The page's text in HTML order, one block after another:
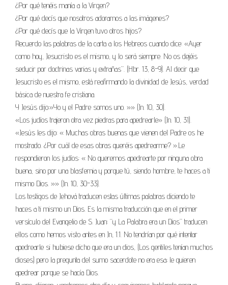
¿Por qué tenéis manía a la Virgen?
¿Por qué decís que nosotros adoramos a las imágenes?
¿Por qué decís que la Virgen tuvo otros hijos?
Recuerdo las palabras de la carta a los Hebreos cuando dice: «Ayer
como hoy, Jesucristo es el mismo, y lo será siempre. No os dejéis
seducir por doctrinas varias y extrañas”. (Hbr. 13, 8-9). Al decir que
Jesucristo es el mismo, está reafirmando la divinidad de Jesús, verdad
básica de nuestra fe cristiana.
Y Jesús dijo:»Yo y el Padre somos uno. »» (Jn. 10, 30).
«Los judíos trajeron otra vez piedras para apedrearle» (Jn. 10, 31).
«Jesús les dijo: « Muchas obras buenas que vienen del Padre os he
mostrado. ¿Por cuál de esas obras queréis apedrearme? ».Le
respondieron los judíos: « No queremos apedrearte por ninguna obra
buena, sino por una blasfemia y porque tú, siendo hombre, te haces a ti
mismo Dios. »» (Jn. 10, 30-33).
Los testigos de Jehová traducen estas últimas palabras diciendo te
haces a ti mismo un Dios. Es la misma traducción que en el primer
versículo del Evangelio de S. Juan: “y La Palabra era un Dios” traducen
ellos como hemos visto antes en Jn, 1.1. No tendrían por qué intentar
apedrearle si hubiese dicho que era un dios, (Los gentiles tenían muchos
dioses) pero la pregunta del sumo sacerdote no era esa; le quieren
apedrear porque se hacía Dios.